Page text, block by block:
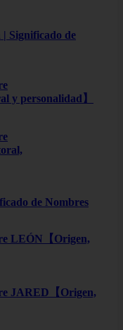
| Significado de
y personalidad】
de Nombres
LEÓN【Origen,
JARED【Origen,